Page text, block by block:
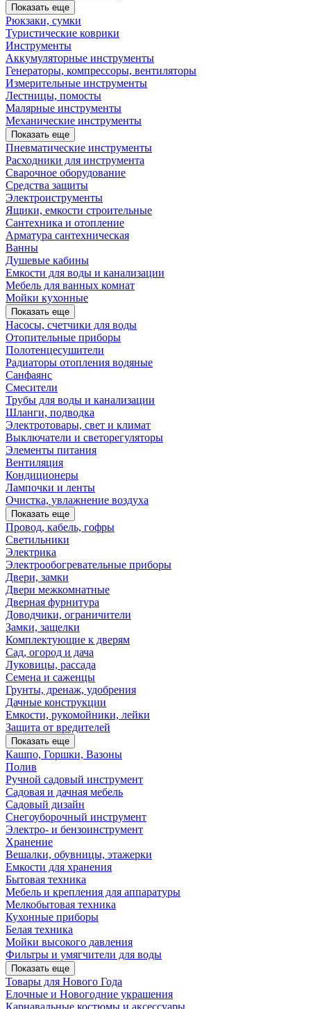
Показать еще
Рюкзаки, сумки
Туристические коврики
Инструменты
Аккумуляторные инструменты
Генераторы, компрессоры, вентиляторы
Измерительные инструменты
Лестницы, помосты
Малярные инструменты
Механические инструменты
Показать еще
Пневматические инструменты
Расходники для инструмента
Сварочное оборудование
Средства защиты
Электроиструменты
Ящики, емкости строительные
Сантехника и отопление
Арматура сантехническая
Ванны
Душевые кабины
Емкости для воды и канализации
Мебель для ванных комнат
Мойки кухонные
Показать еще
Насосы, счетчики для воды
Отопительные приборы
Полотенцесушители
Радиаторы отопления водяные
Санфаянс
Смесители
Трубы для воды и канализации
Шланги, подводка
Электротовары, свет и климат
Выключатели и светорегуляторы
Элементы питания
Вентиляция
Кондиционеры
Лампочки и ленты
Очистка, увлажнение воздуха
Показать еще
Провод, кабель, гофры
Светильники
Электрика
Электрообогревательные приборы
Двери, замки
Двери межкомнатные
Дверная фурнитура
Доводчики, ограничители
Замки, защелки
Комплектующие к дверям
Сад, огород и дача
Луковицы, рассада
Семена и саженцы
Грунты, дренаж, удобрения
Дачные конструкции
Емкости, рукомойники, лейки
Защита от вредителей
Показать еще
Кашпо, Горшки, Вазоны
Полив
Ручной садовый инструмент
Садовая и дачная мебель
Садовый дизайн
Снегоуборочный инструмент
Электро- и бензоинструмент
Хранение
Вешалки, обувницы, этажерки
Емкости для хранения
Бытовая техника
Мебель и крепления для аппаратуры
Мелкобытовая техника
Кухонные приборы
Белая техника
Мойки высокого давления
Фильтры и умягчители для воды
Показать еще
Товары для Нового Года
Елочные и Новогодние украшения
Карнавальные костюмы и аксессуары